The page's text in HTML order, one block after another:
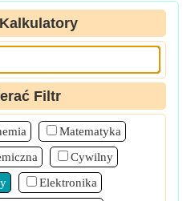
Filtr
Matematyka
Cywilny
Elektronika